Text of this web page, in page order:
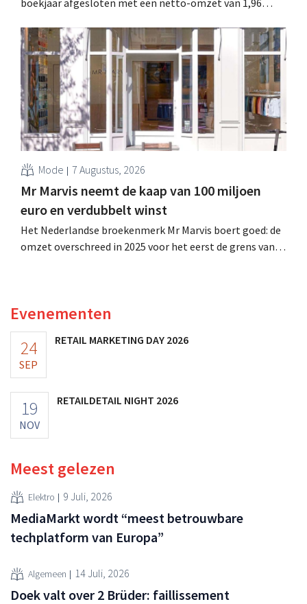
is dan een jaar eerder. Na die beter dan verwachte start
verhoogt het bedrijf ook zijn vooruitzichten voor het
volledige boekjaar.
Mode 7 Augustus, 2026
Mr Marvis neemt de kaap van 100 miljoen
euro en verdubbelt winst
Het Nederlandse broekenmerk Mr Marvis boert goed: de
omzet overschreed in 2025 voor het eerst de grens van
Evenementen
24
SEP
RETAIL MARKETING DAY 2026
19
NOV
RETAILDETAIL NIGHT 2026
Meest gelezen
Elektro 9 Juli, 2026
MediaMarkt wordt “meest betrouwbare
techplatform van Europa”
Algemeen 14 Juli, 2026
Doek valt over 2 Brüder: faillissement